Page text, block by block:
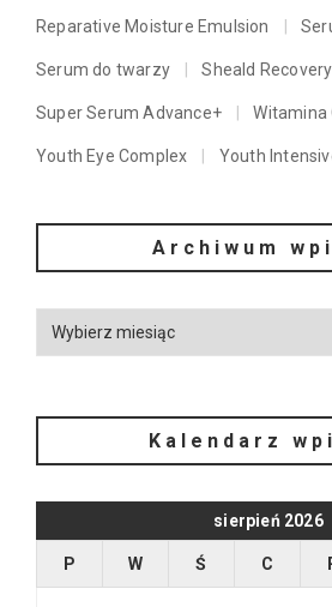
Reparative Moisture Emulsion
Serum do twarzy Sheald
Super Serum Advance+ Witamina
Youth Eye Complex Youth
Archiwum
Kalendarz
sierpień 2026
P W Ś C